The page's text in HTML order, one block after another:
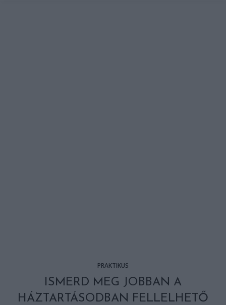
PRAKTIKUS
ISMERD MEG JOBBAN A
HÁZTARTÁSODBAN FELLELHETŐ